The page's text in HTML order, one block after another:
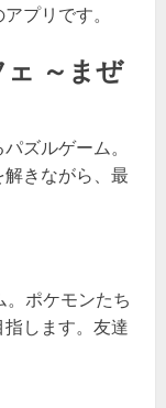
プリです。
～まぜ
ズルゲーム。
きながら、最
ポケモンたち
します。友達